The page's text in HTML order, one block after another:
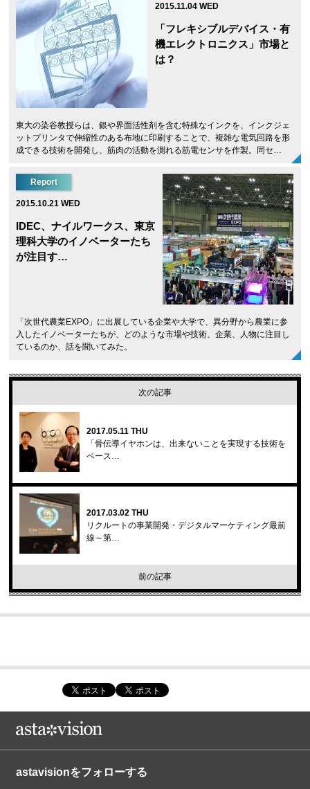
2015.11.04 WED
「フレキシブルデバイス・有
機エレクトロニクス」市場と
は？
東大の染谷教授らは、銀や界面活性剤を含む特殊なインクを、インクジェ
ットプリンタで伸縮性のある布地に印刷することで、複雑な電気回路を形
成できる技術を開発し、筋肉の活動を測れる筋電センサを作製。同セ…
Report
2015.10.21 WED
IDEC、ナイルワークス、東京
理科大学のイノベーターたち
が注目す…
「次世代農業EXPO」に出展している企業や大学で、異分野から農業に参
入したイノベーターたちが、どのような市場や技術、企業、人物に注目し
ているのか、話を聞いてみた。
次の記事
2017.05.11 THU
「骨伝導イヤホンは、出来ないことを実現する技術を
ベース…
2017.03.02 THU
リクルートの事業開発・デジタルマーケティング最前
線～第…
前の記事
astavisionをフォローする